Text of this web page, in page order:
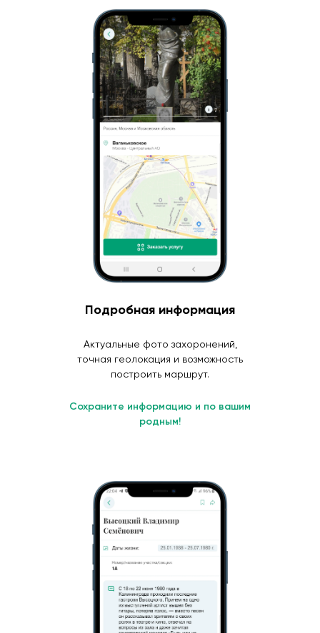
Подробная информация
Актуальные фото захоронений,
точная геолокация и возможность
построить маршрут.
Сохраните информацию и по вашим
родным!